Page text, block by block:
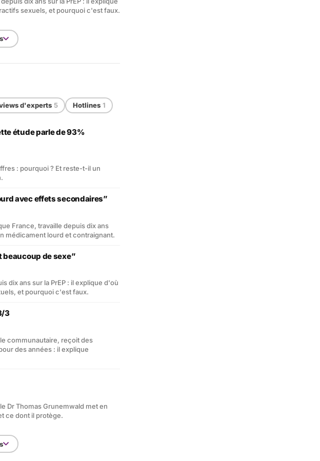
sexuels, et pourquoi c'est faux.
d'experts 5 Hotlines 1
étude parle de 93%
: pourquoi ? Et reste-t-il un
avec effets secondaires”
France, travaille depuis dix ans
médicament lourd et contraignant.
beaucoup de sexe”
dix ans sur la PrEP : il explique d'où
et pourquoi c'est faux.
3
communautaire, reçoit des
des années : il explique
Dr Thomas Grunemwald met en
ce dont il protège.